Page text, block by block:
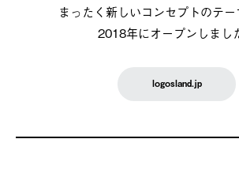
まったく新しいコンセプトのテ
2018年にオープンしまし
logosland.jp